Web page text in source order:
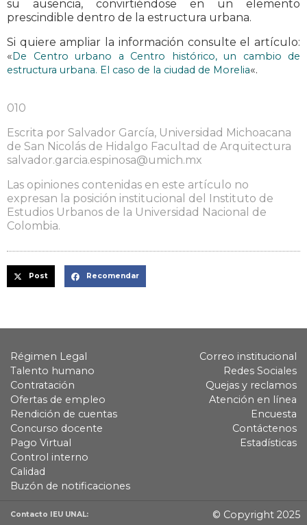
su ausencia, convirtiéndose en un elemento
prescindible dentro de la estructura urbana.
Si quiere ampliar la información consulte el artículo:
« De Centro urbano a Centro histórico, un cambio de
estructura urbana. El caso de la ciudad de Morelia«.
010
Escrita por Salvador García, Universidad Michoacana
de San Nicolás de Hidalgo Facultad de Arquitectura
salvador.garcia.espinosa@umich.mx
Las opiniones contenidas en este artículo no
expresan la posición institucional del Instituto de
Estudios Urbanos de la Universidad Nacional de
Colombia.
Post Recomendar
Régimen Legal
Talento humano
Contratación
Ofertas de empleo
Rendición de cuentas
Concurso docente
Pago Virtual
Control interno
Calidad
Buzón de notificaciones
Correo institucional
Redes Sociales
Quejas y reclamos
Atención en línea
Encuesta
Contáctenos
Estadísticas
Contacto IEU UNAL:
© Copyright 2025